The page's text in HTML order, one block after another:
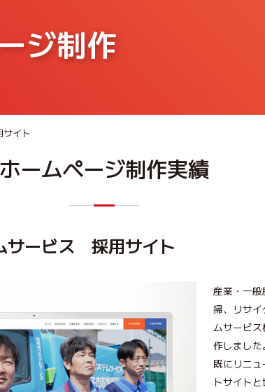
ジ制作
イト
ホームページ制作実績
サービス 採用サイト
産業・一
掃、リサ
ムサービ
作しました。
既にリニ
トサイト